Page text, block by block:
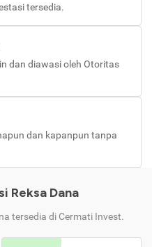
tersedia.
dan diawasi oleh Otoritas
dan kapanpun tanpa
Reksa Dana
tersedia di Cermati Invest.